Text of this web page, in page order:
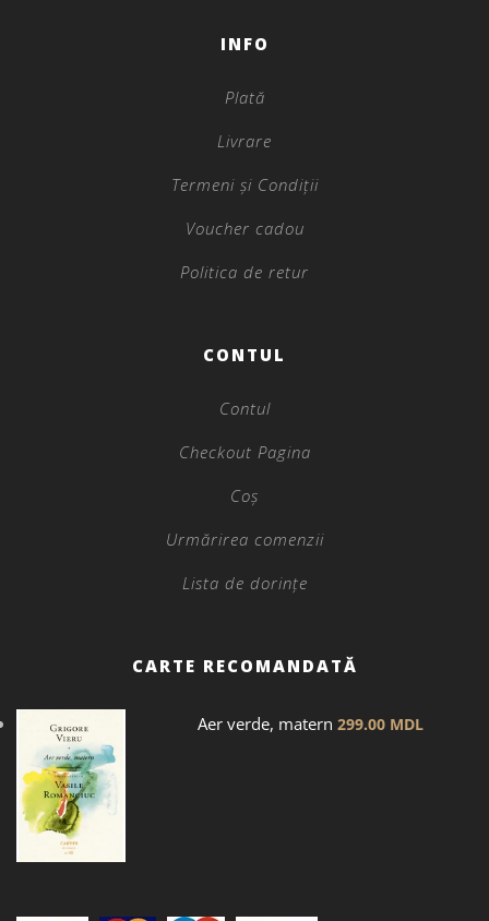
INFO
Plată
Livrare
Termeni și Condiții
Voucher cadou
Politica de retur
CONTUL
Contul
Checkout Pagina
Coș
Urmărirea comenzii
Lista de dorințe
CARTE RECOMANDATĂ
Aer verde, matern 299.00 MDL